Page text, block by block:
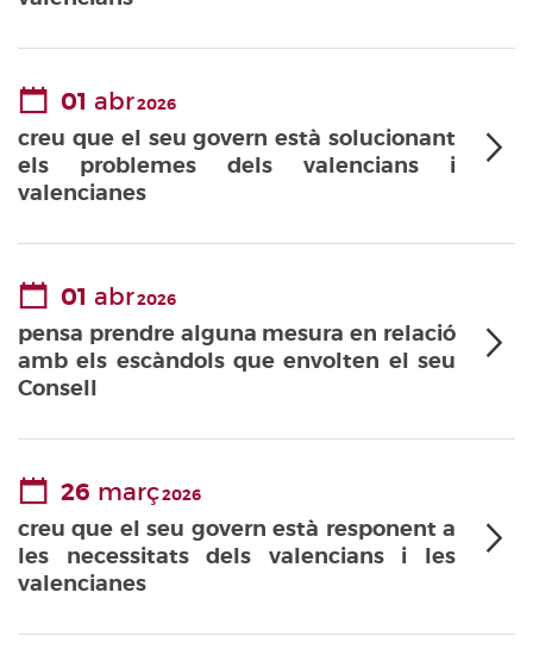
01 abr2026
creu que el seu govern està solucionant
els problemes dels valencians i
valencianes
01 abr2026
pensa prendre alguna mesura en relació
amb els escàndols que envolten el seu
Consell
26 març2026
creu que el seu govern està responent a
les necessitats dels valencians i les
valencianes